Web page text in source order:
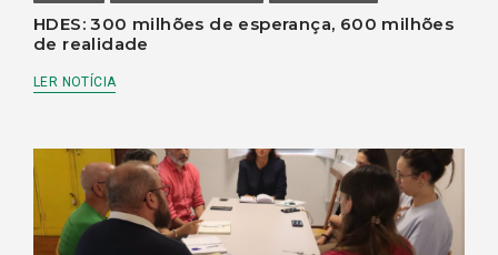
HDES: 300 milhões de esperança, 600 milhões
de realidade
LER NOTÍCIA